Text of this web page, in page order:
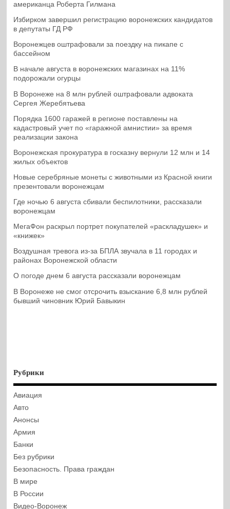
американца Роберта Гилмана
Избирком завершил регистрацию воронежских кандидатов
в депутаты ГД РФ
Воронежцев оштрафовали за поездку на пикапе с
бассейном
В начале августа в воронежских магазинах на 11%
подорожали огурцы
В Воронеже на 8 млн рублей оштрафовали адвоката
Сергея Жеребятьева
Порядка 1600 гаражей в регионе поставлены на
кадастровый учет по «гаражной амнистии» за время
реализации закона
Воронежская прокуратура в госказну вернули 12 млн и 14
жилых объектов
Новые серебряные монеты с животными из Красной книги
презентовали воронежцам
Где ночью 6 августа сбивали беспилотники, рассказали
воронежцам
МегаФон раскрыл портрет покупателей «раскладушек» и
«книжек»
Воздушная тревога из-за БПЛА звучала в 11 городах и
районах Воронежской области
О погоде днем 6 августа рассказали воронежцам
В Воронеже не смог отсрочить взыскание 6,8 млн рублей
бывший чиновник Юрий Бавыкин
Рубрики
Авиация
Авто
Анонсы
Армия
Банки
Без рубрики
Безопасность. Права граждан
В мире
В России
Видео-Воронеж